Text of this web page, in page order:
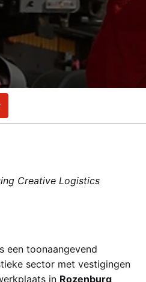
Creative Logistics
een toonaangevend
sector met vestigingen
in Rozenburg